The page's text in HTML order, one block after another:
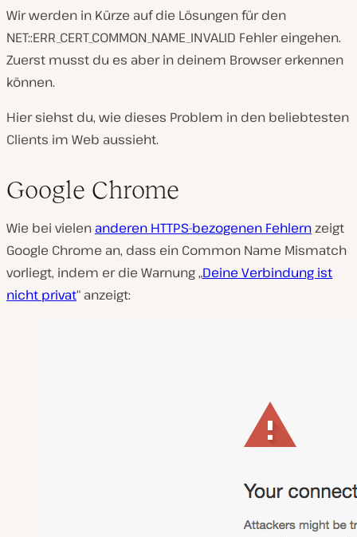
Wir werden in Kürze auf die Lösungen für den
NET::ERR_CERT_COMMON_NAME_INVALID Fehler eingehen.
Zuerst musst du es aber in deinem Browser erkennen
können.
Hier siehst du, wie dieses Problem in den beliebtesten
Clients im Web aussieht.
Google Chrome
Wie bei vielen anderen HTTPS-bezogenen Fehlernzeigt
Google Chrome an, dass ein Common Name Mismatch
vorliegt, indem er die Warnung „Deine Verbindung ist
nicht privat“ anzeigt: